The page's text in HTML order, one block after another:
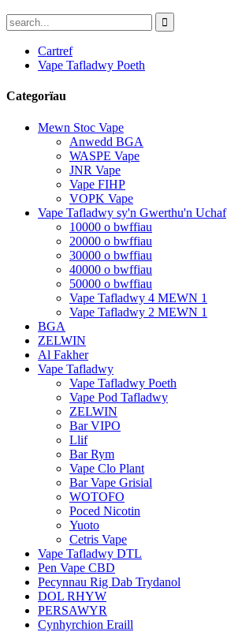
Cartref
Vape Tafladwy Poeth
Categorïau
Mewn Stoc Vape
Anwedd BGA
WASPE Vape
JNR Vape
Vape FIHP
VOPK Vape
Vape Tafladwy sy'n Gwerthu'n Uchaf
10000 o bwffiau
20000 o bwffiau
30000 o bwffiau
40000 o bwffiau
50000 o bwffiau
Vape Tafladwy 4 MEWN 1
Vape Tafladwy 2 MEWN 1
BGA
ZELWIN
Al Fakher
Vape Tafladwy
Vape Tafladwy Poeth
Vape Pod Tafladwy
ZELWIN
Bar VIPO
Llif
Bar Rym
Vape Clo Plant
Bar Vape Grisial
WOTOFO
Poced Nicotin
Yuoto
Cetris Vape
Vape Tafladwy DTL
Pen Vape CBD
Pecynnau Rig Dab Trydanol
DOL RHYW
PERSAWYR
Cynhyrchion Eraill